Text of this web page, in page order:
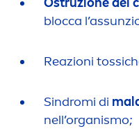
blocca l’assun
Reazioni
Sindromi di
nell’organismo;